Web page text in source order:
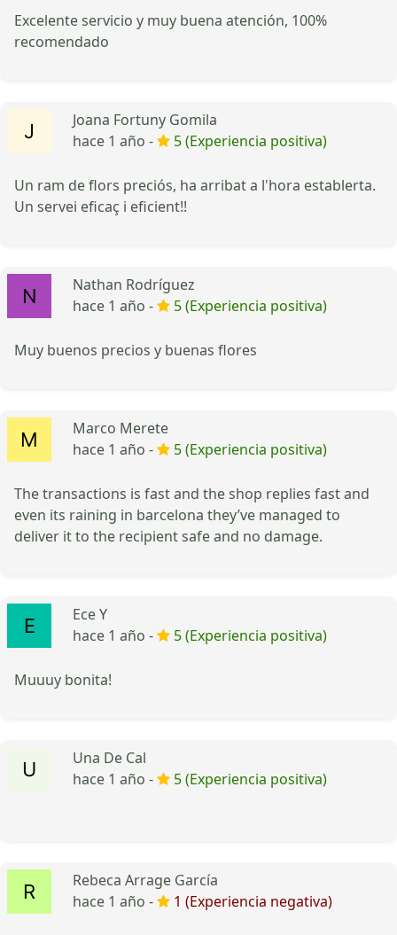
Excelente servicio y muy buena atención, 100%
recomendado
Joana Fortuny Gomila
hace 1 año -
5 (Experiencia positiva)
Un ram de flors preciós, ha arribat a l'hora establerta.
Un servei eficaç i eficient!!
Nathan Rodríguez
hace 1 año -
5 (Experiencia positiva)
Muy buenos precios y buenas flores
Marco Merete
hace 1 año -
5 (Experiencia positiva)
The transactions is fast and the shop replies fast and
even its raining in barcelona they’ve managed to
deliver it to the recipient safe and no damage.
Ece Y
hace 1 año -
5 (Experiencia positiva)
Muuuy bonita!
Una De Cal
hace 1 año -
5 (Experiencia positiva)
Rebeca Arrage García
hace 1 año -
1 (Experiencia negativa)